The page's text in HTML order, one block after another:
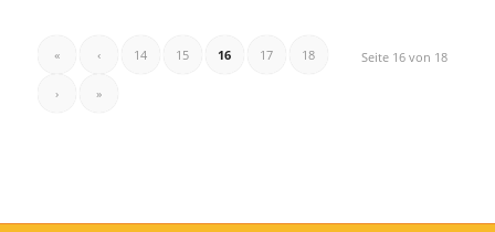
Seite 16 von 18
« ‹ 14 15 16 17 18
› »